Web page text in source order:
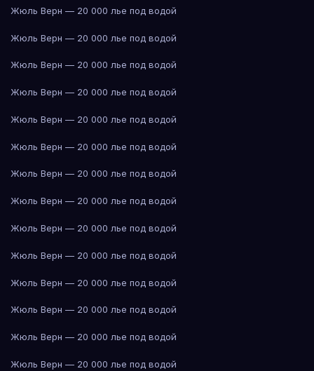
Жюль Верн — 20 000 лье под водой
Жюль Верн — 20 000 лье под водой
Жюль Верн — 20 000 лье под водой
Жюль Верн — 20 000 лье под водой
Жюль Верн — 20 000 лье под водой
Жюль Верн — 20 000 лье под водой
Жюль Верн — 20 000 лье под водой
Жюль Верн — 20 000 лье под водой
Жюль Верн — 20 000 лье под водой
Жюль Верн — 20 000 лье под водой
Жюль Верн — 20 000 лье под водой
Жюль Верн — 20 000 лье под водой
Жюль Верн — 20 000 лье под водой
Жюль Верн — 20 000 лье под водой